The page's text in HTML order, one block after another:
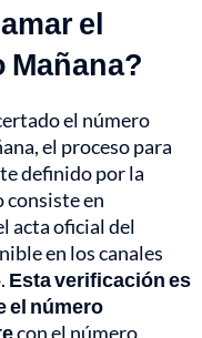
el
Mañana?
el número
el proceso para
definido por la
consiste en
acta oficial del
en los canales
Esta verificación es
el número
con el número